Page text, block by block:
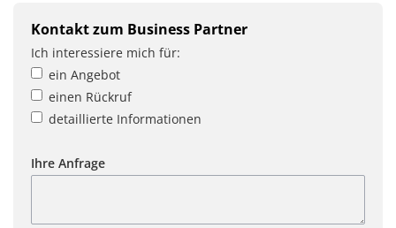
Kontakt zum Business Partner
Ich interessiere mich für:
ein Angebot
einen Rückruf
detaillierte Informationen
Ihre Anfrage